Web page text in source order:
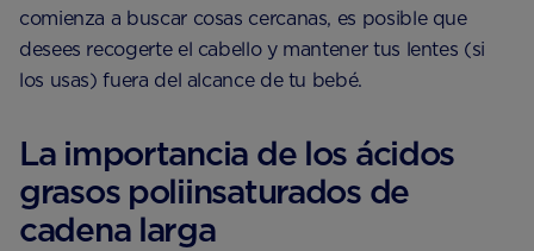
comienza a buscar cosas cercanas, es posible que
desees recogerte el cabello y mantener tus lentes (si
los usas) fuera del alcance de tu bebé.
La importancia de los ácidos
grasos poliinsaturados de
cadena larga